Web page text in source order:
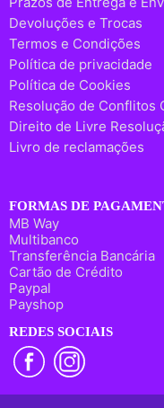
Devoluções e Trocas
Termos e Condições
Política de privacidade
Política de Cookies
Resolução de Conflitos
Direito de Livre
Livro de reclamações
FORMAS DE
MB Way
Multibanco
Transferência Bancária
Cartão de Crédito
Paypal
Payshop
REDES SOCIAIS